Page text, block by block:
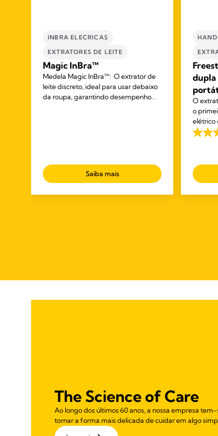
INBRA ELECRICAS
EXTRATORES DE LEITE​
Magic InBra™
Medela Magic InBra™: O extrator de
leite discreto, ideal para usar debaixo
da roupa, garantindo desempenho
Saiba mais
dupla
O
o
elétrico
4.1
estrelas.
744
The Science of Care
Ao longo dos últimos 60 anos, a nossa empresa
tornar a forma mais delicada de cuidar em algo